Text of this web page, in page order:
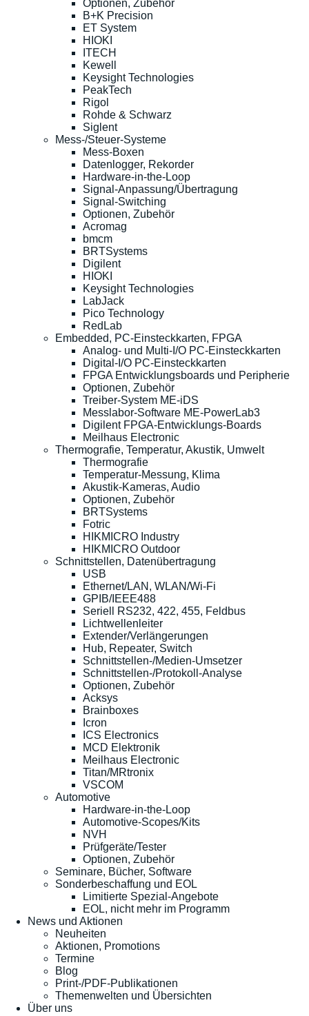
Optionen, Zubehör
B+K Precision
ET System
HIOKI
ITECH
Kewell
Keysight Technologies
PeakTech
Rigol
Rohde & Schwarz
Siglent
Mess-/Steuer-Systeme
Mess-Boxen
Datenlogger, Rekorder
Hardware-in-the-Loop
Signal-Anpassung/Übertragung
Signal-Switching
Optionen, Zubehör
Acromag
bmcm
BRTSystems
Digilent
HIOKI
Keysight Technologies
LabJack
Pico Technology
RedLab
Embedded, PC-Einsteckkarten, FPGA
Analog- und Multi-I/O PC-Einsteckkarten
Digital-I/O PC-Einsteckkarten
FPGA Entwicklungsboards und Peripherie
Optionen, Zubehör
Treiber-System ME-iDS
Messlabor-Software ME-PowerLab3
Digilent FPGA-Entwicklungs-Boards
Meilhaus Electronic
Thermografie, Temperatur, Akustik, Umwelt
Thermografie
Temperatur-Messung, Klima
Akustik-Kameras, Audio
Optionen, Zubehör
BRTSystems
Fotric
HIKMICRO Industry
HIKMICRO Outdoor
Schnittstellen, Datenübertragung
USB
Ethernet/LAN, WLAN/Wi-Fi
GPIB/IEEE488
Seriell RS232, 422, 455, Feldbus
Lichtwellenleiter
Extender/Verlängerungen
Hub, Repeater, Switch
Schnittstellen-/Medien-Umsetzer
Schnittstellen-/Protokoll-Analyse
Optionen, Zubehör
Acksys
Brainboxes
Icron
ICS Electronics
MCD Elektronik
Meilhaus Electronic
Titan/MRtronix
VSCOM
Automotive
Hardware-in-the-Loop
Automotive-Scopes/Kits
NVH
Prüfgeräte/Tester
Optionen, Zubehör
Seminare, Bücher, Software
Sonderbeschaffung und EOL
Limitierte Spezial-Angebote
EOL, nicht mehr im Programm
News und Aktionen
Neuheiten
Aktionen, Promotions
Termine
Blog
Print-/PDF-Publikationen
Themenwelten und Übersichten
Über uns